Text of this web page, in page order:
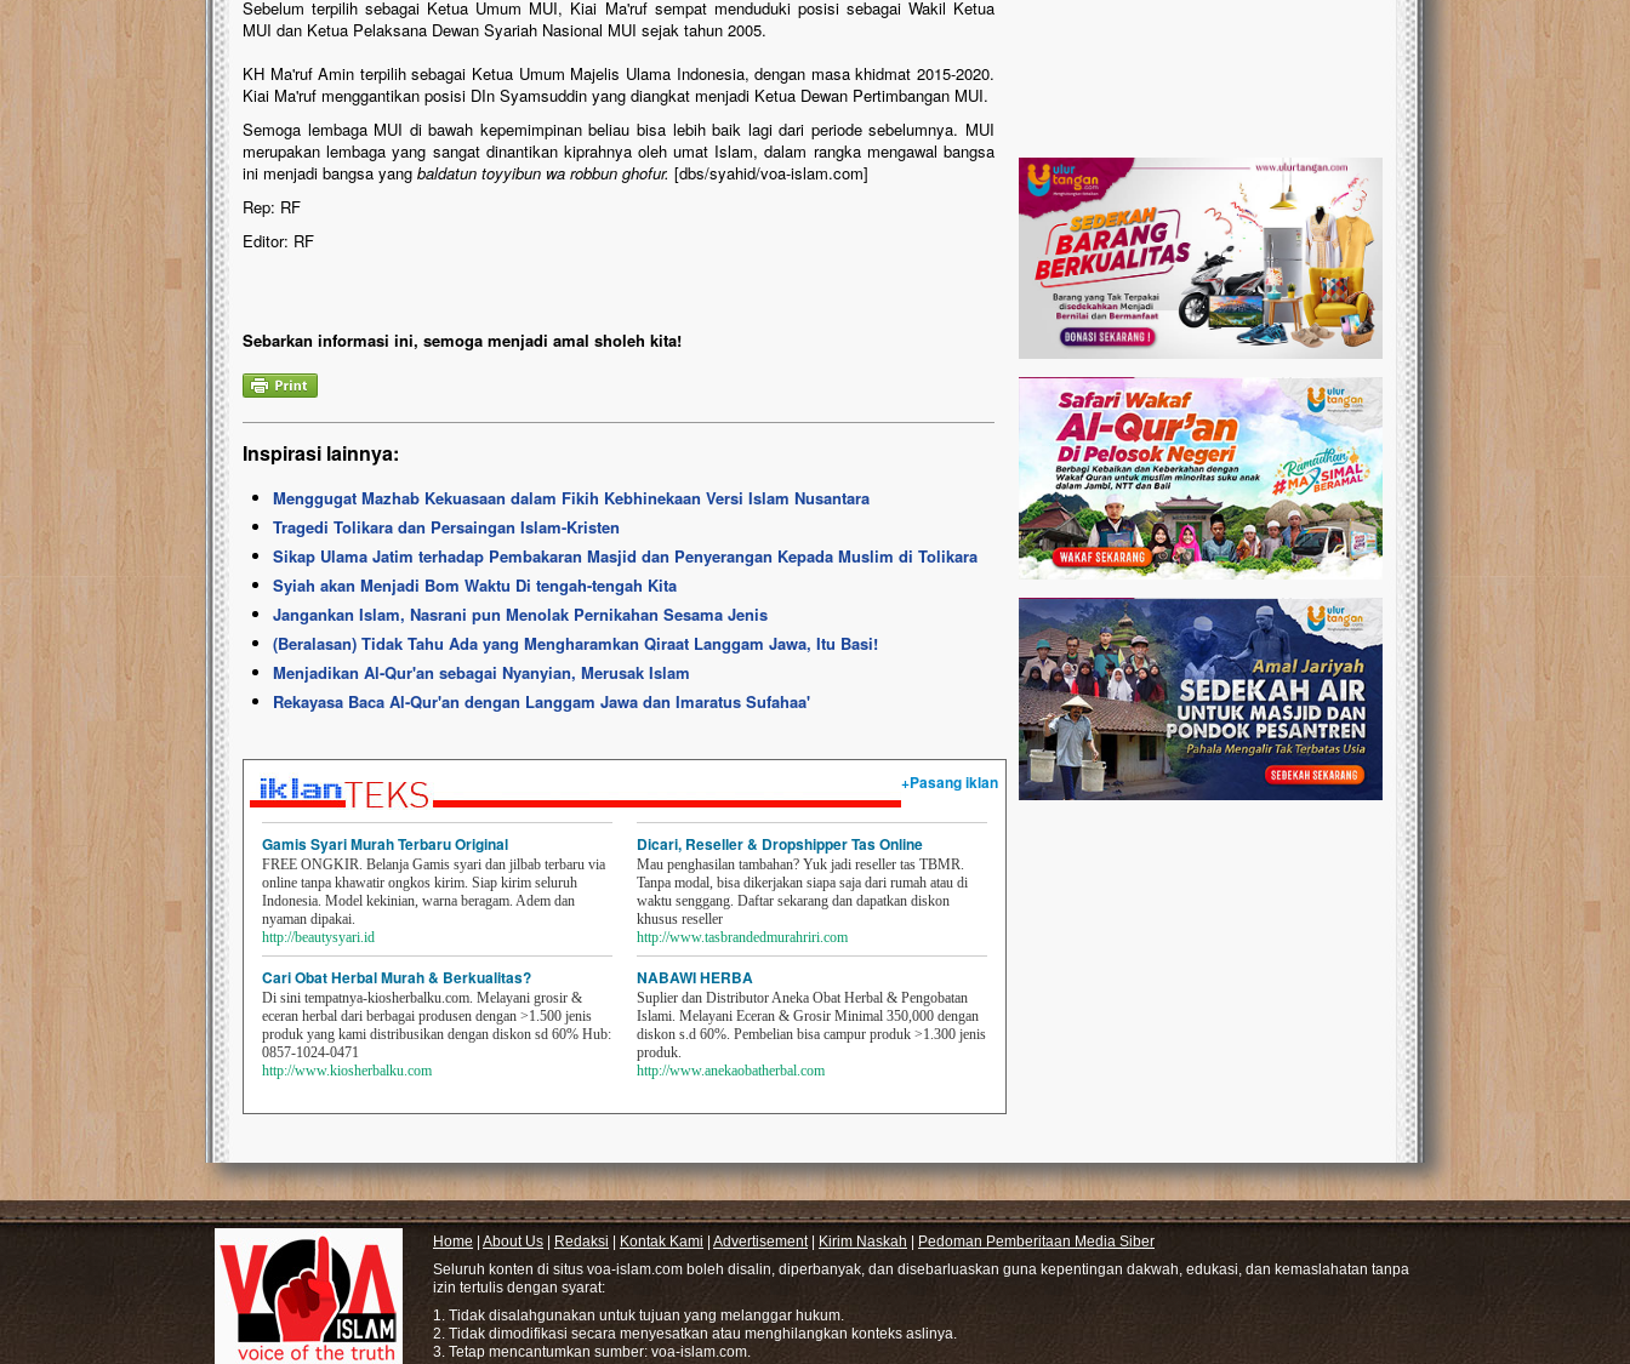
Sebelum terpilih sebagai Ketua Umum MUI, Kiai Ma'ruf sempat menduduki posisi sebagai Wakil Ketua
MUI dan Ketua Pelaksana Dewan Syariah Nasional MUI sejak tahun 2005.
KH Ma'ruf Amin terpilih sebagai Ketua Umum Majelis Ulama Indonesia, dengan masa khidmat 2015-2020.
Kiai Ma'ruf menggantikan posisi DIn Syamsuddin yang diangkat menjadi Ketua Dewan Pertimbangan MUI.
Semoga lembaga MUI di bawah kepemimpinan beliau bisa lebih baik lagi dari periode sebelumnya. MUI
merupakan lembaga yang sangat dinantikan kiprahnya oleh umat Islam, dalam rangka mengawal bangsa
ini menjadi bangsa yang baldatun toyyibun wa robbun ghofur. [dbs/syahid/voa-islam.com]
Rep: RF
Editor: RF
Sebarkan informasi ini, semoga menjadi amal sholeh kita!
Inspirasi lainnya:
Menggugat Mazhab Kekuasaan dalam Fikih Kebhinekaan Versi Islam Nusantara
Tragedi Tolikara dan Persaingan Islam-Kristen
Sikap Ulama Jatim terhadap Pembakaran Masjid dan Penyerangan Kepada Muslim di Tolikara
Syiah akan Menjadi Bom Waktu Di tengah-tengah Kita
Jangankan Islam, Nasrani pun Menolak Pernikahan Sesama Jenis
(Beralasan) Tidak Tahu Ada yang Mengharamkan Qiraat Langgam Jawa, Itu Basi!
Menjadikan Al-Qur'an sebagai Nyanyian, Merusak Islam
Rekayasa Baca Al-Qur'an dengan Langgam Jawa dan Imaratus Sufahaa'
+Pasang iklan
Gamis Syari Murah Terbaru Original
FREE ONGKIR. Belanja Gamis syari dan jilbab terbaru via
online tanpa khawatir ongkos kirim. Siap kirim seluruh
Indonesia. Model kekinian, warna beragam. Adem dan
nyaman dipakai.
http://beautysyari.id
Cari Obat Herbal Murah & Berkualitas?
Di sini tempatnya-kiosherbalku.com. Melayani grosir &
eceran herbal dari berbagai produsen dengan >1.500 jenis
produk yang kami distribusikan dengan diskon sd 60% Hub:
0857-1024-0471
http://www.kiosherbalku.com
Dicari, Reseller & Dropshipper Tas Online
Mau penghasilan tambahan? Yuk jadi reseller tas TBMR.
Tanpa modal, bisa dikerjakan siapa saja dari rumah atau di
waktu senggang. Daftar sekarang dan dapatkan diskon
khusus reseller
http://www.tasbrandedmurahriri.com
NABAWI HERBA
Suplier dan Distributor Aneka Obat Herbal & Pengobatan
Islami. Melayani Eceran & Grosir Minimal 350,000 dengan
diskon s.d 60%. Pembelian bisa campur produk >1.300 jenis
produk.
http://www.anekaobatherbal.com
Home About Us Redaksi Kontak Kami Advertisement| Kirim Naskah
Pedoman Pemberitaan Media Siber
Seluruh konten di situs voa-islam.com boleh disalin, diperbanyak, dan disebarluaskan guna kepentingan dakwah, edukasi, dan kemaslahatan tanpa
izin tertulis dengan syarat:
1. Tidak disalahgunakan untuk tujuan yang melanggar hukum.
2. Tidak dimodifikasi secara menyesatkan atau menghilangkan konteks aslinya.
3. Tetap mencantumkan sumber: voa-islam.com.